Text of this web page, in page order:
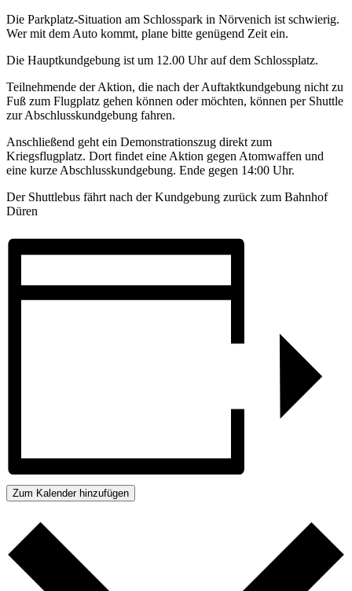
Die Parkplatz-Situation am Schlosspark in Nörvenich ist schwierig.
Wer mit dem Auto kommt, plane bitte genügend Zeit ein.
Die Hauptkundgebung ist um 12.00 Uhr auf dem Schlossplatz.
Teilnehmende der Aktion, die nach der Auftaktkundgebung nicht zu
Fuß zum Flugplatz gehen können oder möchten, können per Shuttle
zur Abschlusskundgebung fahren.
Anschließend geht ein Demonstrationszug direkt zum
Kriegsflugplatz. Dort findet eine Aktion gegen Atomwaffen und
eine kurze Abschlusskundgebung. Ende gegen 14:00 Uhr.
Der Shuttlebus fährt nach der Kundgebung zurück zum Bahnhof
Düren
Zum Kalender hinzufügen